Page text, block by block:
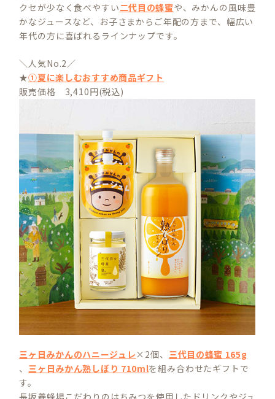
クセが少なく食べやすい二代目の蜂蜜や、みかんの風味豊
かなジュースなど、お子さまからご年配の方まで、幅広い
年代の方に喜ばれるラインナップです。
＼人気No.2／
★①夏に楽しむおすすめ商品ギフト
販売価格 3,410円(税込)
三ヶ日みかんのハニージュレ×2個、 三代目の蜂蜜 165g
、 三ヶ日みかん熟しぼり 710mlを組み合わせたギフトで
す。